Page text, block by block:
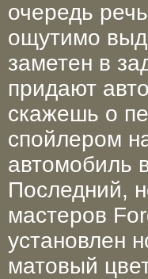
очередь
ощутимо
заметен в
придают
скажешь о
спойлером
автомобиль
Последний,
мастеров
установлен
матовый